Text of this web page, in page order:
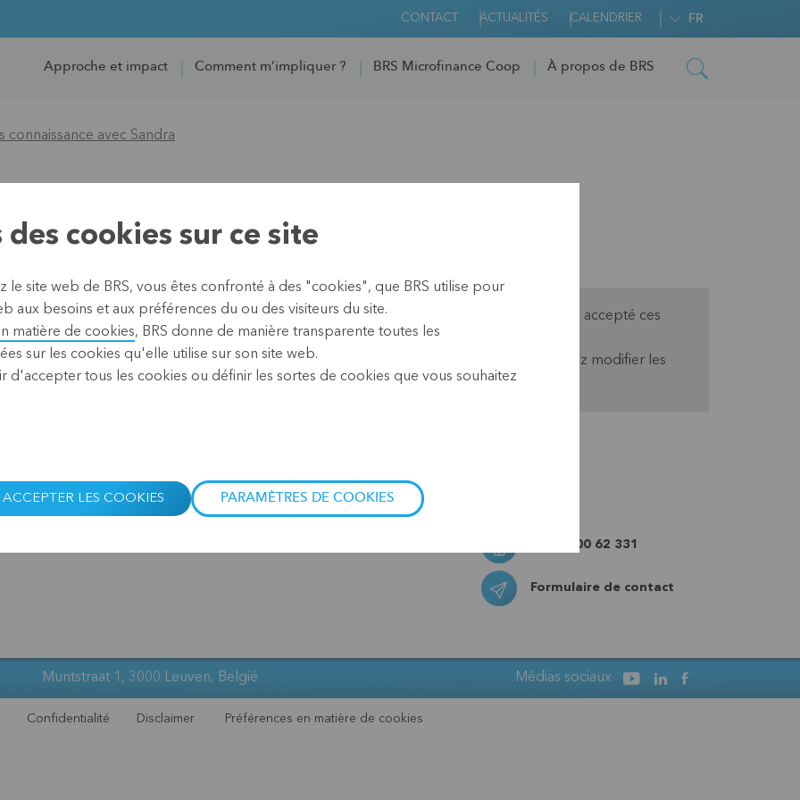
CONTACT ACTUALITÉS CALENDRIER FR
Approche et impact Comment m’impliquer ? BRS Microfinance Coop À propos de BRS
connaissance avec Sandra
avec Sandra
à l’esprit commercial
ses accessoires à la main.
ont été créés.
Cette section ne s'affiche pas parce que vous n'avez pas accepté ces
cookies.
Si vous voulez quand même voir le contenu, vous pouvez modifier les
paramètres en bas de la page.
+32 0800 62 331
Formulaire de contact
Muntstraat 1, 3000 Leuven, België Médias sociaux
Confidentialité Disclaimer Préférences en matière de cookies
des cookies sur ce site
le site web de BRS, vous êtes confronté à des "cookies", que BRS utilise pour
aux besoins et aux préférences du ou des visiteurs du site.
matière de cookies, BRS donne de manière transparente toutes les
sur les cookies qu'elle utilise sur son site web.
d'accepter tous les cookies ou définir les sortes de cookies que vous souhaitez
ACCEPTER LES COOKIES PARAMÈTRES DE COOKIES